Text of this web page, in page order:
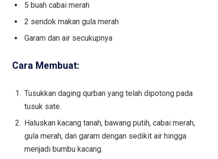
5 buah cabai merah
2 sendok makan gula merah
Garam dan air secukupnya
Cara Membuat:
Tusukkan daging qurban yang telah dipotong pada
tusuk sate.
Haluskan kacang tanah, bawang putih, cabai merah,
gula merah, dan garam dengan sedikit air hingga
menjadi bumbu kacang.